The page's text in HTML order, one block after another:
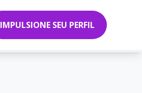
IMPULSIONE SEU PERFIL